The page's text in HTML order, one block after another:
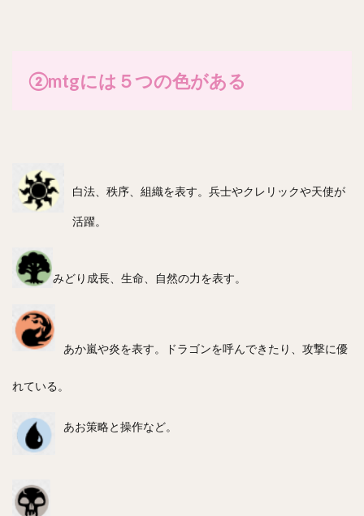
②mtgには５つの色がある
白法、秩序、組織を表す。兵士やクレリックや天使が
活躍。
みどり成長、生命、自然の力を表す。
あか嵐や炎を表す。ドラゴンを呼んできたり、攻撃に優
れている。
あお策略と操作など。